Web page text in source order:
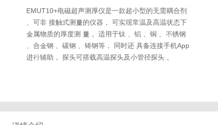
EMUT10+电磁超声测厚仪是一款超小型的无需耦合剂
、可非 接触式测量的仪器， 可实现常温及高温状态下
金属物质的厚度测 量 。适用于钛 、铝 、铜 、不锈钢
、合金钢 、碳钢 、铸钢等， 同时还 具备连接手机App
进行辅助， 探头可搭载高温探头及小管径探头 。